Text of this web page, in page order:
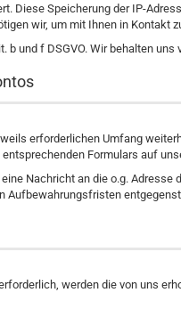
Diese Speicherung der IP-
wir, um mit Ihnen in
und f DSGVO. Wir behalten
erforderlichen Umfang
Formulars auf
Nachricht an die o.g.
werden die von uns